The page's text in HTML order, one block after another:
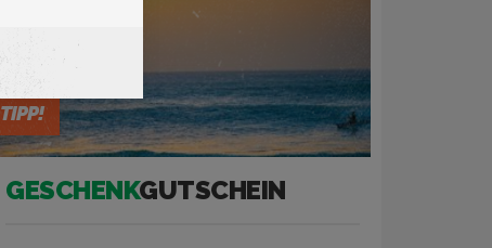
TIPP!
GESCHENKGUTSCHEIN